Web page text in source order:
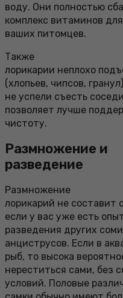
воду. Они полностью
комплекс витаминов
ваших питомцев.
Также
лорикарии неплохо
(хлопьев, чипсов,
не успели съесть
позволяет лучше
чистоту.
Размножение и
разведение
Размножение
лорикарий не составит
если у вас уже есть
разведения других
анциструсов. Если в
рыб, то высока
нереститься сами, без
условий. Половые